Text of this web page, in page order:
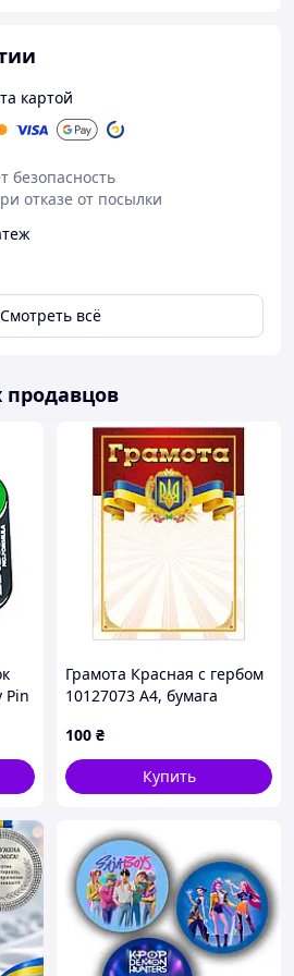
картой
безопасность
отказе от посылки
Смотреть всё
продавцов
Pin
Грамота Красная с гербом
10127073 А4, бумага
матовая
100 ₴
Купить